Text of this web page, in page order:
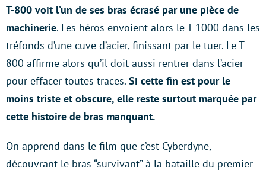
T-800 voit l’un de ses bras écrasé par une pièce de
machinerie. Les héros envoient alors le T-1000 dans les
tréfonds d’une cuve d’acier, finissant par le tuer. Le T-
800 affirme alors qu’il doit aussi rentrer dans l’acier
pour effacer toutes traces. Si cette fin est pour le
moins triste et obscure, elle reste surtout marquée par
cette histoire de bras manquant.
On apprend dans le film que c’est Cyberdyne,
découvrant le bras “survivant” à la bataille du premier